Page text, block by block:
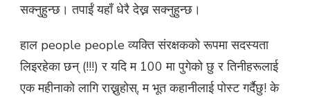
सक्नुहुन्छ। तपाईं यहाँ धेरै देख्न सक्नुहुन्छ।
हाल people people व्यक्ति संरक्षकको रूपमा सदस्यता
लिइरहेका छन् (!!!) र यदि म 100 मा पुगेको छु र तिनीहरूलाई
एक महीनाको लागि राख्नुहोस्, म भूत कहानीलाई पोस्ट गर्दैछु! के